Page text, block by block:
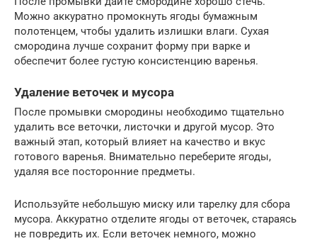
Можно аккуратно промокнуть ягоды бумажным
полотенцем, чтобы удалить излишки влаги. Сухая
смородина лучше сохранит форму при варке и
обеспечит более густую консистенцию варенья.
Удаление веточек и мусора
После промывки смородины необходимо тщательно
удалить все веточки, листочки и другой мусор. Это
важный этап, который влияет на качество и вкус
готового варенья. Внимательно переберите ягоды,
удаляя все посторонние предметы.
Используйте небольшую миску или тарелку для сбора
мусора. Аккуратно отделите ягоды от веточек, стараясь
не повредить их. Если веточек немного, можно